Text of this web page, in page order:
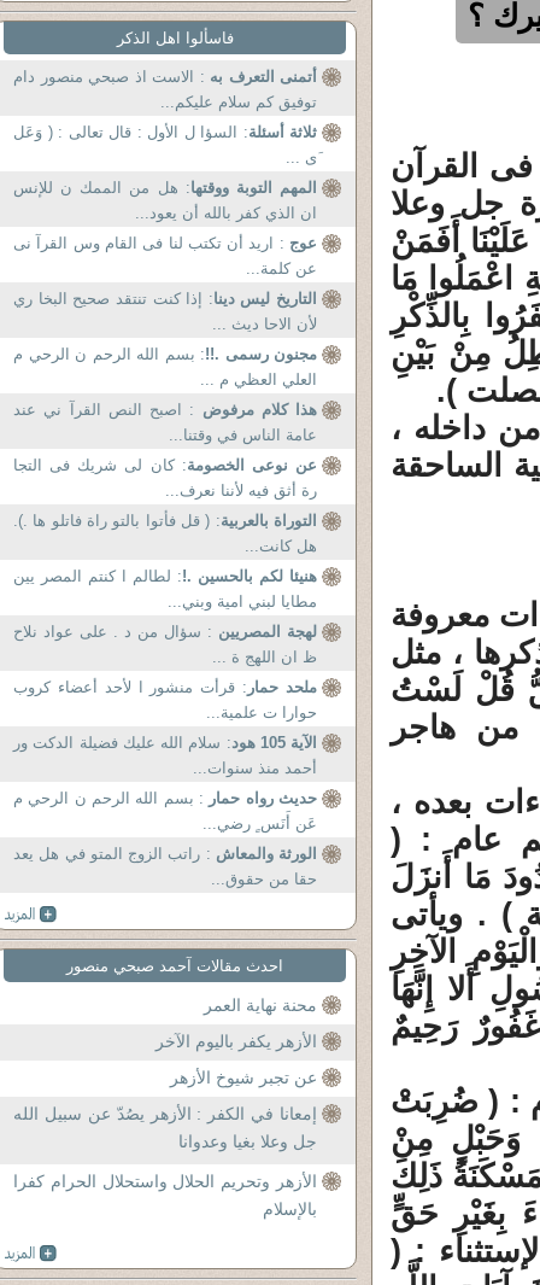
فى القرآن
جل وعلا
أَفَمَنْ
اعْمَلُوا مَا
الَّذِينَ كَفَرُوا بِالذِّكْرِ
لا يَأْتِيهِ الْبَاطِلُ مِنْ بَيْنِ
من داخله ،
الساحقة
معروفة
، مثل
قُلْ لَسْتُ
من هاجر
بعده ،
عام : (
مَا أَنزَلَ
عَلِيمٌ حَكِيمٌ (97) التوبة ) . ويأتى
الآخِرِ
أَلا إِنَّهَا
رَحِيمٌ
: ( ضُرِبَتْ
وَحَبْلٍ مِنْ
ذَلِكَ
بِغَيْرِ حَقٍّ
(112) ثم جاء الإستثناء : (
فاسألوا اهل الذكر
أتمنى التعرف به : الاست اذ صبحي منصور دام
توفيق کم سلام عليکم...
ثلاثة أسئلة: السؤا ل الأول : قال تعالى : ( وَعَل
َى ...
المهم التوبة ووقتها: هل من الممك ن للإنس
ان الذي كفر بالله أن يعود...
عوج : اريد أن تكتب لنا فى القام وس القرآ نى
عن كلمة...
التاريخ ليس دينا: إذا كنت تنتقد صحيح البخا ري
لأن الاحا ديث ...
مجنون رسمى .!!: بسم الله الرحم ن الرحي م
العلي العظي م ...
هذا كلام مرفوض : اصبح النص القرآ ني عند
عامة الناس في وقتنا...
عن نوعى الخصومة: كان لى شريك فى التجا
رة أثق فيه لأننا نعرف...
التوراة بالعربية: ( قل فأتوا بالتو راة فاتلو ها .).
هل كانت...
هنيئا لكم بالحسين .!: لطالم ا كنتم المصر يين
مطايا لبني امية وبني...
لهجة المصريين : سؤال من د . على عواد نلاح
ظ ان اللهج ة ...
ملحد حمار : قرأت منشور ا لأحد أعضاء كروب
حوارا ت علمية...
الآية 105 هود
: سلام الله عليك فضيلة الدكت ور
أحمد منذ سنوات...
حديث رواه حمار : بسم الله الرحم ن الرحي م
عَن أَنَس ٍ رضي...
الورثة والمعاش : راتب الزوج المتو في هل يعد
حقا من حقوق...
احدث مقالات آحمد صبحي منصور
محنة نهاية العمر
الأزهر يكفر باليوم الآخر
عن تجبر شيوخ الأزهر
إمعانا في الكفر : الأزهر يصُدّ عن سبيل الله
جل وعلا بغيا وعدوانا
الأزهر وتحريم الحلال واستحلال الحرام كفرا
بالإسلام